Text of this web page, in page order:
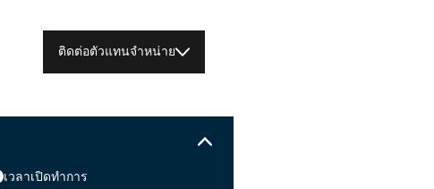
ติดต่อตัวแทนจำหน่าย
เวลาเปิดทำการ